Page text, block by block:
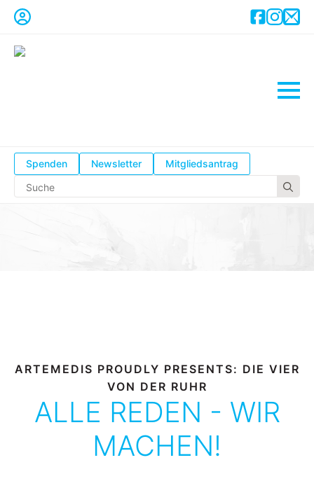
Spenden Newsletter Mitgliedsantrag
ARTEMEDIS PROUDLY PRESENTS: DIE VIER
VON DER RUHR
ALLE REDEN - WIR
MACHEN!